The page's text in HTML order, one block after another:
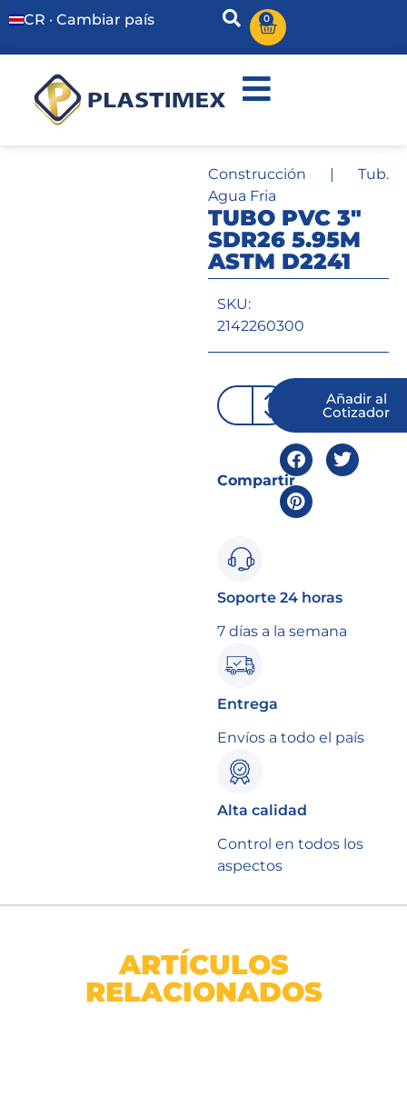
CR · Cambiar país 0
Construcción | Tub.
Agua Fria
TUBO PVC 3″
SDR26 5.95M
ASTM D2241
SKU:
2142260300
Añadir al
Cotizador
Compartir
Soporte 24 horas
7 días a la semana
Entrega
Envíos a todo el país
Alta calidad
Control en todos los
aspectos
ARTÍCULOS
RELACIONADOS